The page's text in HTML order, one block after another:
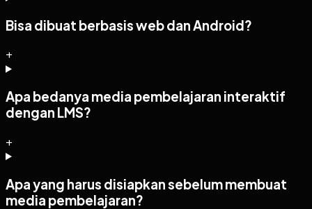
Bisa dibuat berbasis web dan Android?
+
Apa bedanya media pembelajaran interaktif
dengan LMS?
+
Apa yang harus disiapkan sebelum membuat
media pembelajaran?